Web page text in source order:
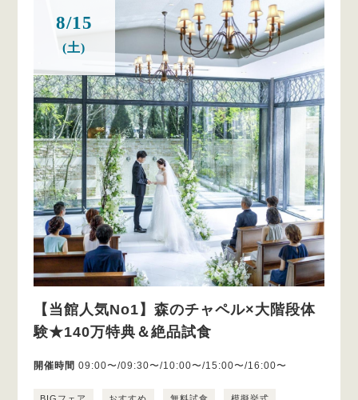
8/15
(土)
【当館人気No1】森のチャペル×大階段体
験★140万特典＆絶品試食
開催時間 09:00〜/09:30〜/10:00〜/15:00〜/16:00〜